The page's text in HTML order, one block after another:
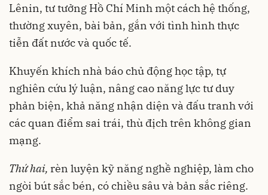
Lênin, tư tưởng Hồ Chí Minh một cách hệ thống,
thường xuyên, bài bản, gắn với tình hình thực
tiễn đất nước và quốc tế.
Khuyến khích nhà báo chủ động học tập, tự
nghiên cứu lý luận, nâng cao năng lực tư duy
phản biện, khả năng nhận diện và đấu tranh với
các quan điểm sai trái, thù địch trên không gian
mạng.
Thứ hai, rèn luyện kỹ năng nghề nghiệp, làm cho
ngòi bút sắc bén, có chiều sâu và bản sắc riêng.